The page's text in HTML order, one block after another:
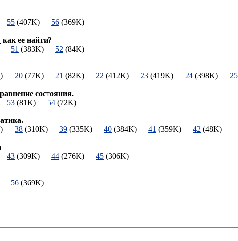
55 (407K) 56 (369K)
ее найти?
51 (383K) 52 (84K)
20 (77K) 21 (82K) 22 (412K) 23 (419K) 24 (398K) 25
состояния.
53 (81K) 54 (72K)
38 (310K) 39 (335K) 40 (384K) 41 (359K) 42 (48K)
43 (309K) 44 (276K) 45 (306K)
56 (369K)